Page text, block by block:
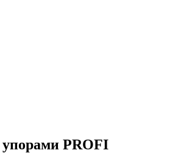
PROFI